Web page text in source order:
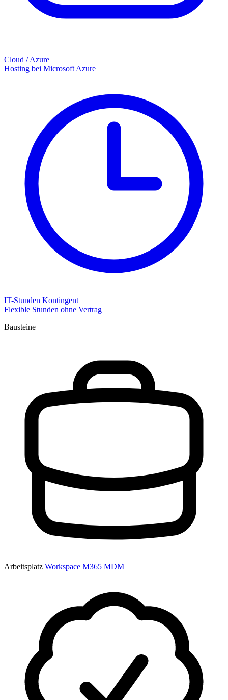
Cloud / Azure
Hosting bei Microsoft Azure
IT-Stunden Kontingent
Flexible Stunden ohne Vertrag
Bausteine
Arbeitsplatz Workspace M365 MDM